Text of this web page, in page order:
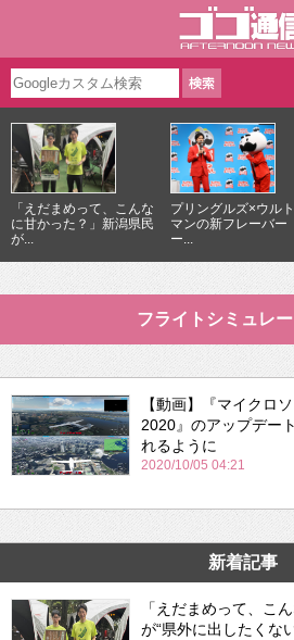
「えだまめって、こんな
に甘かった？」新潟県民
が...
プリングルズ×ウル
マンの新フレーバー
ー...
フライトシミュレ
【動画】『マイクロ
2020』のアップデー
れるように
2020/10/05 04:21
新着記事
「えだまめって、こ
が“県外に出したくな